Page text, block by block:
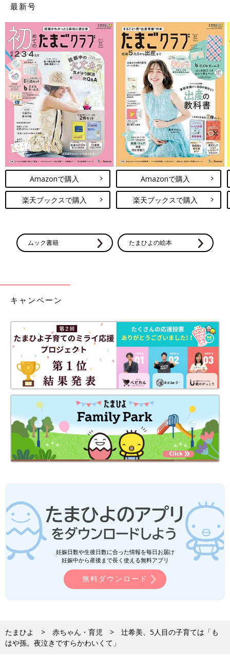
最新号
Amazonで購入
楽天ブックスで購入
Amazonで購入
楽天ブックスで購入
ムック書籍 たまひよの絵本
キャンペーン
妊娠日数や生後日数に合った情報を毎日お届け
妊娠中から産後まで長く使える無料アプリ
無料ダウンロード
たまひよ 赤ちゃん・育児
辻希美、5人目の子育ては「も
はや孫。夜泣きですらかわいくて」